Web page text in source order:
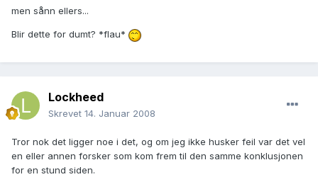
men sånn ellers...
Blir dette for dumt? *flau*
Lockheed
Skrevet 14. Januar 2008
Tror nok det ligger noe i det, og om jeg ikke husker feil var det vel
en eller annen forsker som kom frem til den samme konklusjonen
for en stund siden.